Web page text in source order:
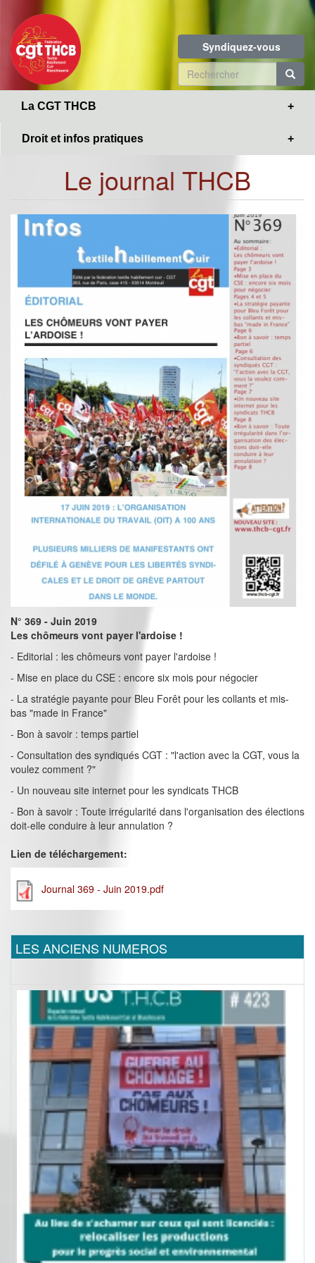
contenu
principal
Syndiquez-vous
Formulaire
de
La CGT THCB
Droit et infos pratiques
Le journal THCB
N° 369 - Juin 2019
Les chômeurs vont payer l'ardoise !
- Editorial : les chômeurs vont payer l'ardoise !
- Mise en place du CSE : encore six mois pour négocier
- La stratégie payante pour Bleu Forêt pour les collants et mis-
bas "made in France"
- Bon à savoir : temps partiel
- Consultation des syndiqués CGT : "l'action avec la CGT, vous la
voulez comment ?"
- Un nouveau site internet pour les syndicats THCB
- Bon à savoir : Toute irrégularité dans l'organisation des élections
doit-elle conduire à leur annulation ?
Lien de téléchargement:
Journal 369 - Juin 2019.pdf
LES ANCIENS NUMEROS